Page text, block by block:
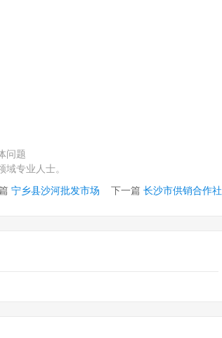
问题
专业人士。
宁乡县沙河批发市场 下一篇 长沙市供销合作社